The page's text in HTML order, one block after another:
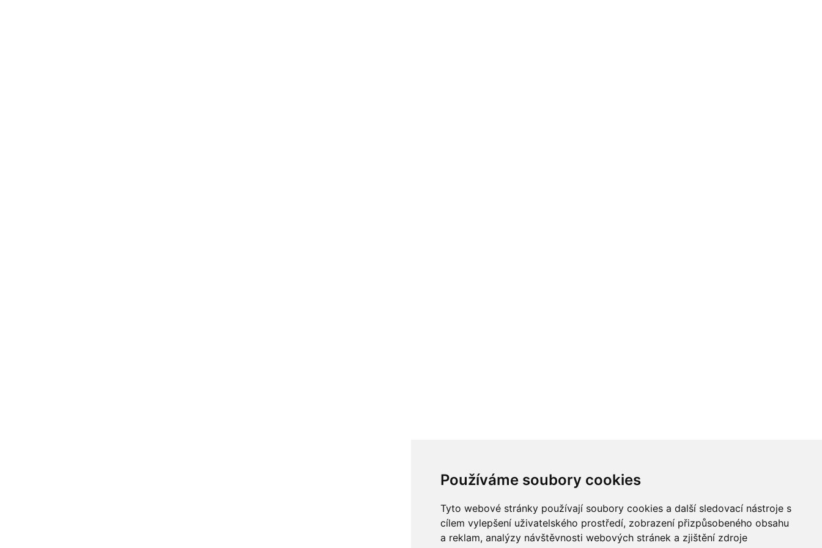
Používáme soubory cookies
Tyto webové stránky používají soubory cookies a další sledovací nástroje s
cílem vylepšení uživatelského prostředí, zobrazení přizpůsobeného obsahu
a reklam, analýzy návštěvnosti webových stránek a zjištění zdroje